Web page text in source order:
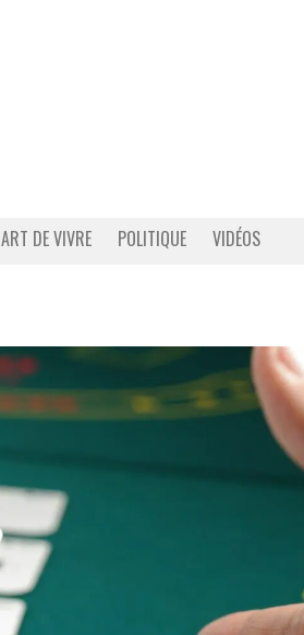
ART DE VIVRE POLITIQUE VIDÉOS